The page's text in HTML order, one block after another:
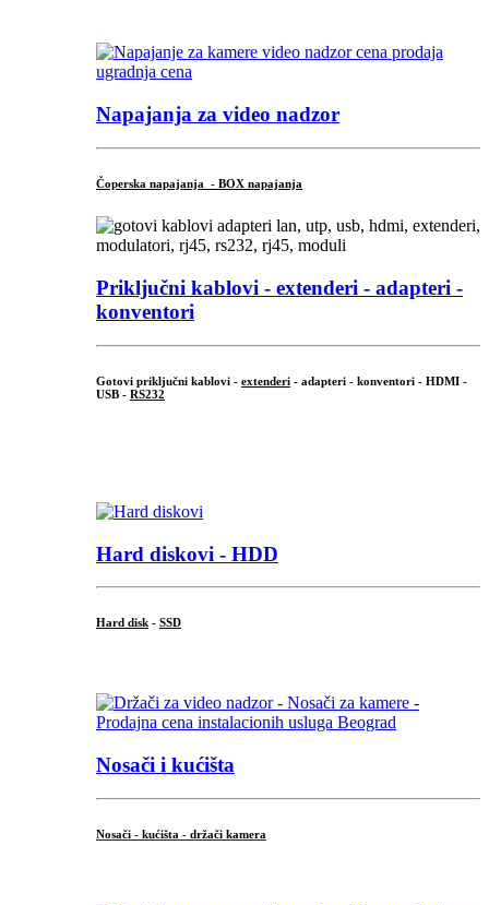
Napajanja za video nadzor
Čoperska napajanja - BOX napajanja
Priključni kablovi - extenderi - adapteri -
konventori
Gotovi priključni kablovi - extenderi - adapteri - konventori - HDMI -
USB - RS232
Hard diskovi - HDD
Hard disk - SSD
Nosači i kućišta
Nosači - kućišta - držači kamera